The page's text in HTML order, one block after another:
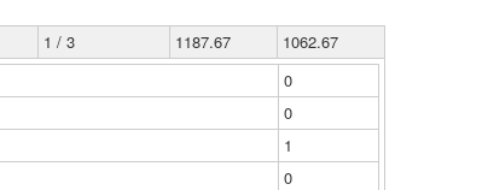
1 / 3 1187.67
1062.67
0
0
1
0